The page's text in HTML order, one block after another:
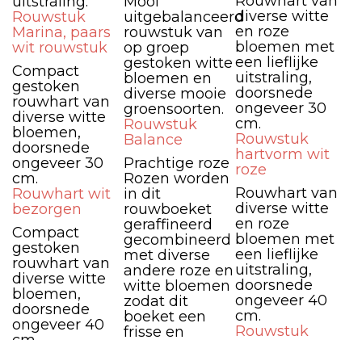
Rouwstuk
Marina, paars
wit rouwstuk
Compact
gestoken
rouwhart van
diverse witte
bloemen,
doorsnede
ongeveer 30
cm.
Rouwhart wit
bezorgen
Compact
gestoken
rouwhart van
diverse witte
bloemen,
doorsnede
ongeveer 40
uitgebalanceerd
rouwstuk van
op groep
gestoken witte
bloemen en
diverse mooie
groensoorten.
Rouwstuk
Balance
Prachtige roze
Rozen worden
in dit
rouwboeket
geraffineerd
gecombineerd
met diverse
andere roze en
witte bloemen
zodat dit
boeket een
frisse en
diverse witte
en roze
bloemen met
een lieflijke
uitstraling,
doorsnede
ongeveer 30
cm.
Rouwstuk
hartvorm wit
roze
Rouwhart van
diverse witte
en roze
bloemen met
een lieflijke
uitstraling,
doorsnede
ongeveer 40
cm.
Rouwstuk